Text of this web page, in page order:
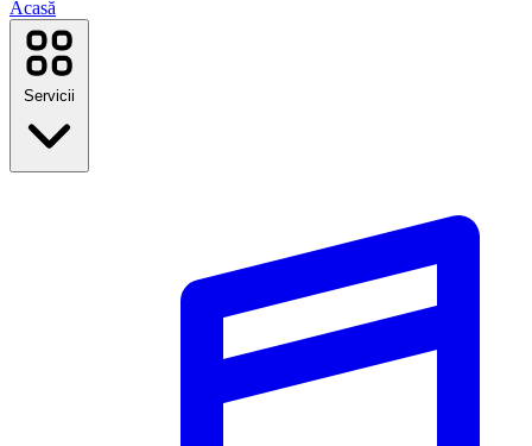
Acasă
Servicii